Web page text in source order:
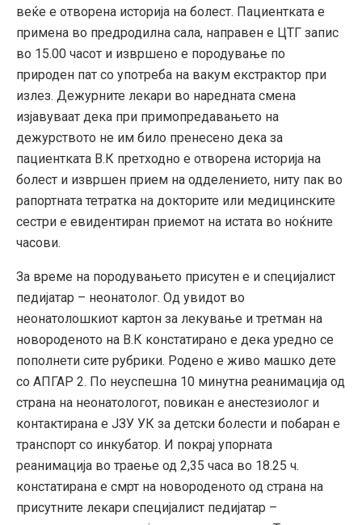
веќе е отворена историја на болест. Пациентката е
примена во предродилна сала, направен е ЦТГ запис
во 15.00 часот и извршено е породување по
природен пат со употреба на вакум екстрактор при
излез. Дежурните лекари во наредната смена
изјавуваат дека при примопредавањето на
дежурството не им било пренесено дека за
пациентката В.К претходно е отворена историја на
болест и извршен прием на одделението, ниту пак во
рапортната тетратка на докторите или медицинските
сестри е евидентиран приемот на истата во ноќните
часови.
За време на породувањето присутен е и специјалист
педијатар – неонатолог. Од увидот во
неонатолошкиот картон за лекување и третман на
новороденото на В.К констатирано е дека уредно се
пополнети сите рубрики. Родено е живо машко дете
со АПГАР 2. По неуспешна 10 минутна реанимација од
страна на неонатологот, повикан е анестезиолог и
контактирана е ЈЗУ УК за детски болести и побаран е
транспорт со инкубатор. И покрај упорната
реанимација во траење од 2,35 часа во 18.25 ч.
констатирана е смрт на новороденото од страна на
присутните лекари специјалист педијатар –